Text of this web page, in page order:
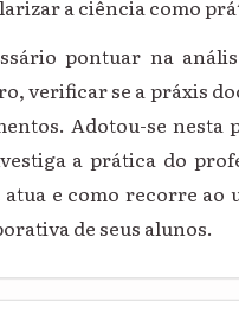
a ciência como
pontuar na
verificar se a práxis
Adotou-se nesta
a prática do
e como recorre
de seus alunos.